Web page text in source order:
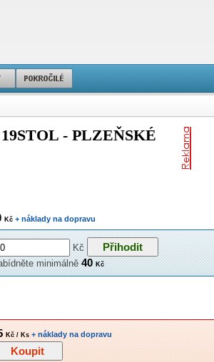
- PLZEŇSKÉ
Kč + náklady na dopravu
Kč
minimálně40Kč
Kč / Ks+ náklady na dopravu